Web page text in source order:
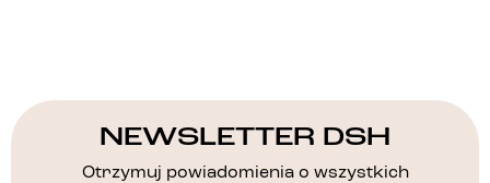
NEWSLETTER DSH
Otrzymuj powiadomienia o wszystkich